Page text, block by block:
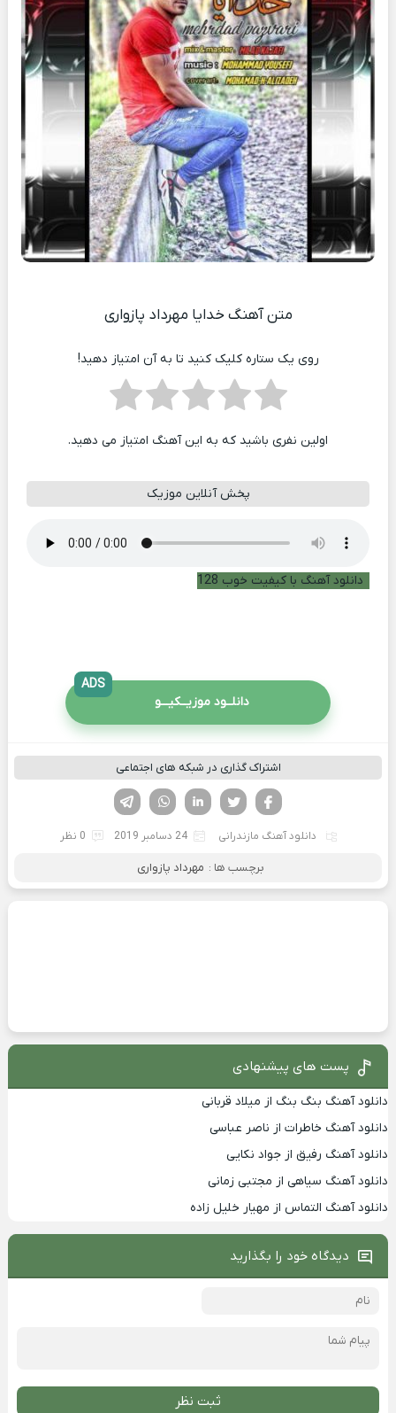
متن آهنگ خدایا مهرداد پازواری
روی یک ستاره کلیک کنید تا به آن امتیاز دهید!
اولین نفری باشید که به این آهنگ امتیاز می دهید.
پخش آنلاین موزیک
دانلود آهنگ با کیفیت خوب 128
دانلــود موزیــکیـــو
ADS
اشتراک گذاری در شبکه های اجتماعی
لینکدین تویتر
فیسوک
دانلود آهنگ مازندرانی 24 دسامبر 2019 0 نظر
برچسب ها : مهرداد پازواری
پست های پیشنهادی
دانلود آهنگ بنگ بنگ از میلاد قربانی
دانلود آهنگ خاطرات از ناصر عباسی
دانلود آهنگ رفیق از جواد نکایی
دانلود آهنگ سیاهی از مجتبی زمانی
دانلود آهنگ التماس از مهیار خلیل زاده
دیدگاه خود را بگذارید
ثبت نظر